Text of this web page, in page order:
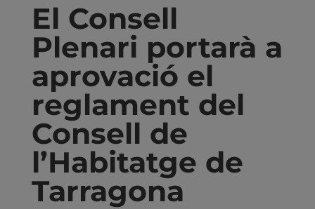
El Consell
Plenari portarà a
aprovació el
reglament del
Consell de
l’Habitatge de
Tarragona